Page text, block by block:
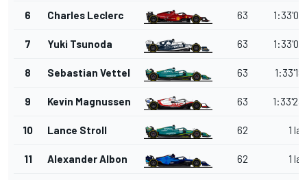
6 Charles Leclerc 63
7 Yuki Tsunoda 63
8 Sebastian Vettel 63
9 Kevin Magnussen 63
10 Lance Stroll 62 1 lap
11 Alexander Albon 62 1 lap